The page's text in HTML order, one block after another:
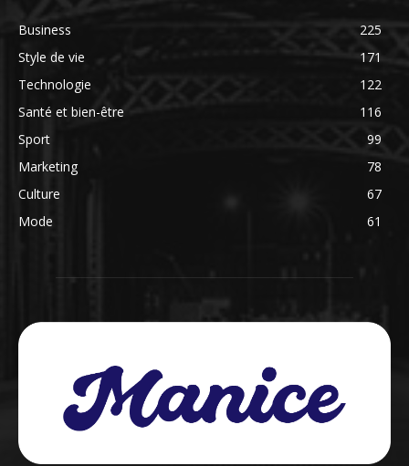
Business
225
Style de vie
171
Technologie
122
Santé et bien-être
116
Sport
99
Marketing
78
Culture
67
Mode
61